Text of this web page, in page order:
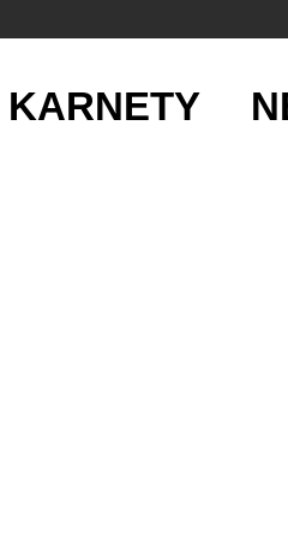
KARNETY